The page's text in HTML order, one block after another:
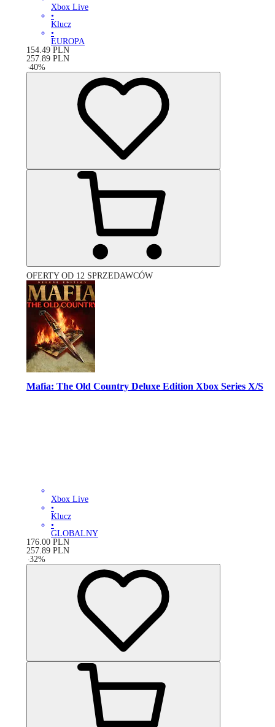
Xbox Live
•
Klucz
•
EUROPA
154.49 PLN
257.89 PLN
-40%
OFERTY OD 12 SPRZEDAWCÓW
Mafia: The Old Country Deluxe Edition Xbox Series X/S
Xbox Live
•
Klucz
•
GLOBALNY
176.00 PLN
257.89 PLN
-32%